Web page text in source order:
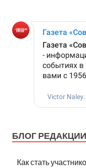
БЛОГ РЕДАКЦИИ
Как стать